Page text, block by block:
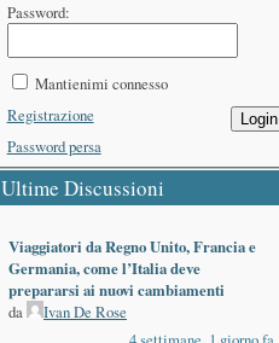
Password:
Mantienimi connesso
Login
Registrazione
Password persa
Ultime Discussioni
Viaggiatori da Regno Unito, Francia e
Germania, come l’Italia deve
prepararsi ai nuovi cambiamenti
da
Ivan De Rose